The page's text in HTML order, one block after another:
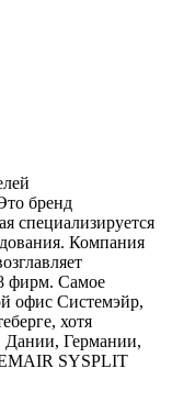
бренд
специализируется
Компания
фирм. Самое
офис Системэйр,
хотя
Дании, Германии,
SYSPLIT